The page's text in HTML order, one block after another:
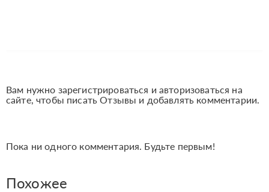
Вам нужно зарегистрироваться и авторизоваться на
сайте, чтобы писать Отзывы и добавлять комментарии.
Пока ни одного комментария. Будьте первым!
Похожее